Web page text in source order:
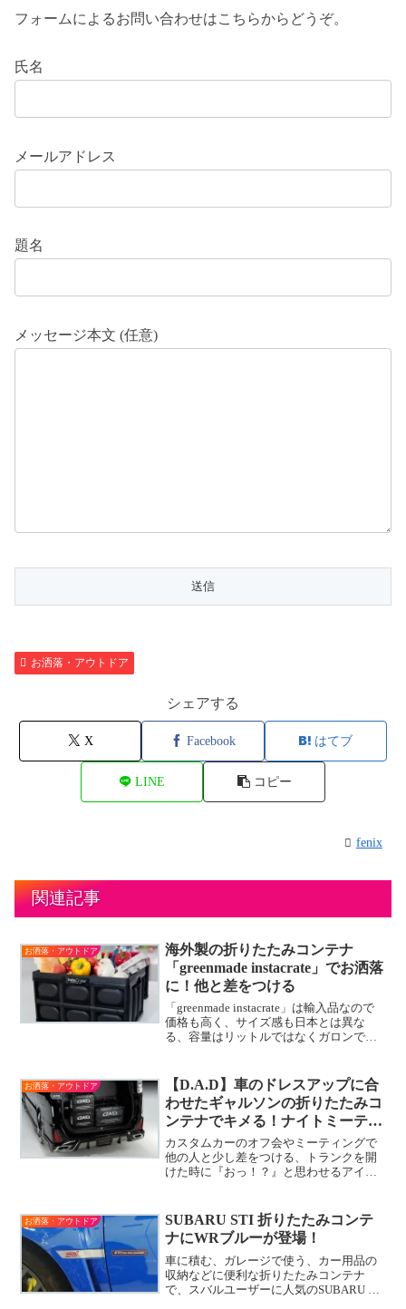
フォームによるお問い合わせはこちらからどうぞ。
氏名
メールアドレス
題名
メッセージ本文 (任意)
お洒落・アウトドア
シェアする
X Facebook はてブ
LINE コピー
fenix
関連記事
お洒落・アウトドア
海外製の折りたたみコンテナ
「greenmade instacrate」でお洒落
に！他と差をつける
「greenmade instacrate」は輸入品なので
価格も高く、サイズ感も日本とは異な
る、容量はリットルではなくガロンで表
本の業務用感がある折りたたみコンテナ
とは違いカラフルでPOPなデザインが特
徴です。
お洒落・アウトドア
【D.A.D】車のドレスアップに合
わせたギャルソンの折りたたみコ
ンテナでキメる！ナイトミーティ
ングでの活用法など
カスタムカーのオフ会やミーティングで
他の人と少し差をつける、トランクを開
けた時に『おっ！？』と思わせるアイテ
ンテナを積んでおくと一目置かれるイン
テリアに！
お洒落・アウトドア
SUBARU STI 折りたたみコンテ
ナにWRブルーが登場！
車に積む、ガレージで使う、カー用品の
収納などに便利な折りたたみコンテナ
で、スバルユーザーに人気のSUBARU STI